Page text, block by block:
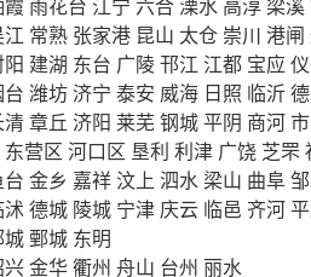
常熟 张家港 昆山 太仓 崇川 港闸
建湖 东台 广陵邗江 江都 宝应
潍坊济宁 泰安 威海 日照 临沂
清章丘 济阳 莱芜钢城平阴 商河
东营区 河口区 垦利 利津 广饶 芝罘
金乡 嘉祥 汶上 泗水 梁山 曲阜
沭德城 陵城 宁津 庆云 临邑 齐河
城 鄄城 东明
金华衢州 舟山 台州 丽水